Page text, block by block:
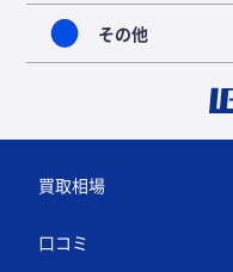
その他
買取相場
口コミ